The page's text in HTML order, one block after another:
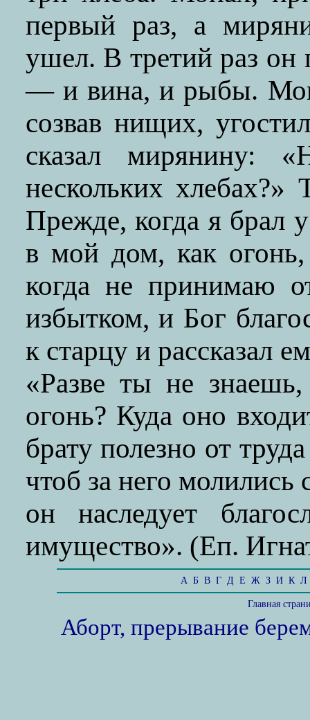
первый раз, а
ушел. В третий раз он
— и вина, и рыбы.
созвав нищих,
сказал
нескольких хлебах?»
Прежде, когда я брал
в мой дом, как
когда не принимаю
избытком, и Бог
к старцу и рассказал
«Разве ты не
огонь? Куда оно
брату полезно от
чтоб за него
он наследует
имущество». (Еп.
А Б В Г Д Е Ж З И К Л
Главная
Аборт, прерывание